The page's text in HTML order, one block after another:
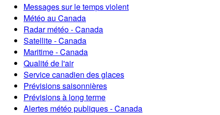
Messages sur le temps violent
Météo au Canada
Radar météo - Canada
Satellite - Canada
Maritime - Canada
Qualité de l'air
Service canadien des glaces
Prévisions saisonnières
Prévisions à long terme
Alertes météo publiques - Canada